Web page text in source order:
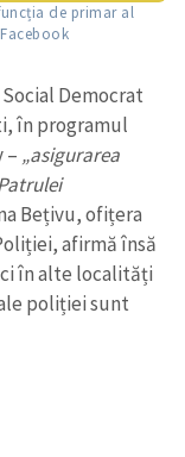
de primar al
Democrat
în programul
– „asigurarea
Bețivu, ofițera
afirmă însă
în alte localități
poliției sunt